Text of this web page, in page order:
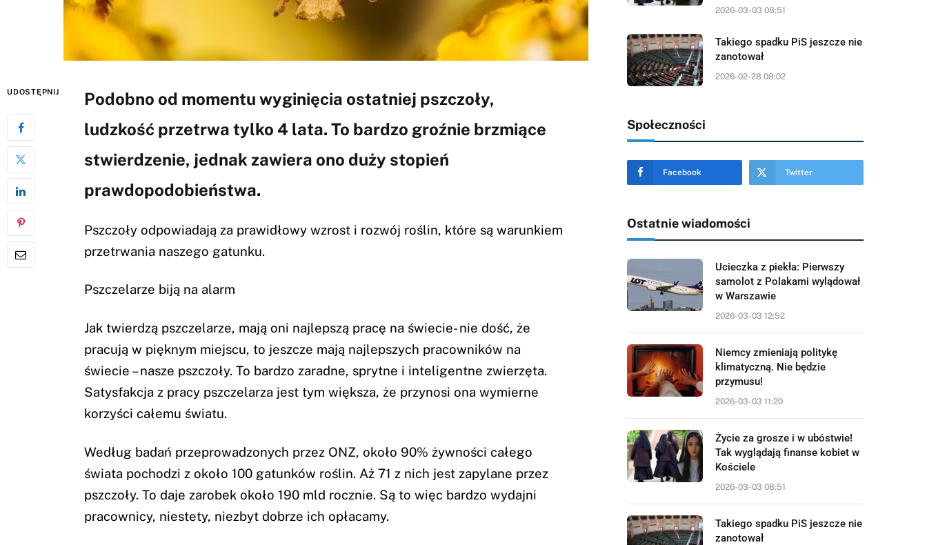
UDOSTĘPNIJ
Podobno od momentu wyginięcia ostatniej pszczoły,
ludzkość przetrwa tylko 4 lata. To bardzo groźnie brzmiące
stwierdzenie, jednak zawiera ono duży stopień
prawdopodobieństwa.
Pszczoły odpowiadają za prawidłowy wzrost i rozwój roślin, które są warunkiem
przetrwania naszego gatunku.
Pszczelarze biją na alarm
Jak twierdzą pszczelarze, mają oni najlepszą pracę na świecie- nie dość, że
pracują w pięknym miejscu, to jeszcze mają najlepszych pracowników na
świecie – nasze pszczoły. To bardzo zaradne, sprytne i inteligentne zwierzęta.
Satysfakcja z pracy pszczelarza jest tym większa, że przynosi ona wymierne
korzyści całemu światu.
Według badań przeprowadzonych przez ONZ, około 90% żywności całego
świata pochodzi z około 100 gatunków roślin. Aż 71 z nich jest zapylane przez
pszczoły. To daje zarobek około 190 mld rocznie. Są to więc bardzo wydajni
pracownicy, niestety, niezbyt dobrze ich opłacamy.
2026-03-03 08:51
Takiego spadku PiS jeszcze nie
zanotował
2026-02-28 08:02
Społeczności
Facebook Twitter
Ostatnie wiadomości
Ucieczka z piekła: Pierwszy
samolot z Polakami wylądował
w Warszawie
2026-03-03 12:52
Niemcy zmieniają politykę
klimatyczną. Nie będzie
przymusu!
2026-03-03 11:20
Życie za grosze i w ubóstwie!
Tak wyglądają finanse kobiet w
Kościele
2026-03-03 08:51
Takiego spadku PiS jeszcze nie
zanotował